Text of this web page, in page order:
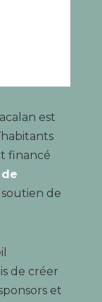
est
financé
de
soutien de
de créer
et